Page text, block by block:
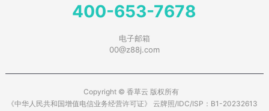
400-653-7678
电子邮箱
00@z88j.com
Copyright © 香草云 版权所有
《中华人民共和国增值电信业务经营许可证》 云牌照/IDC/ISP：B1-20232613